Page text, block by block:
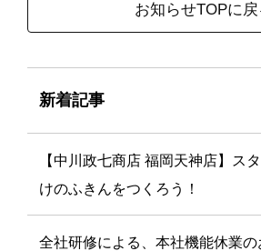
お知らせTOPに戻
新着記事
【中川政七商店 福岡天神店】ス
けのふきんをつくろう！
全社研修による、本社機能休業